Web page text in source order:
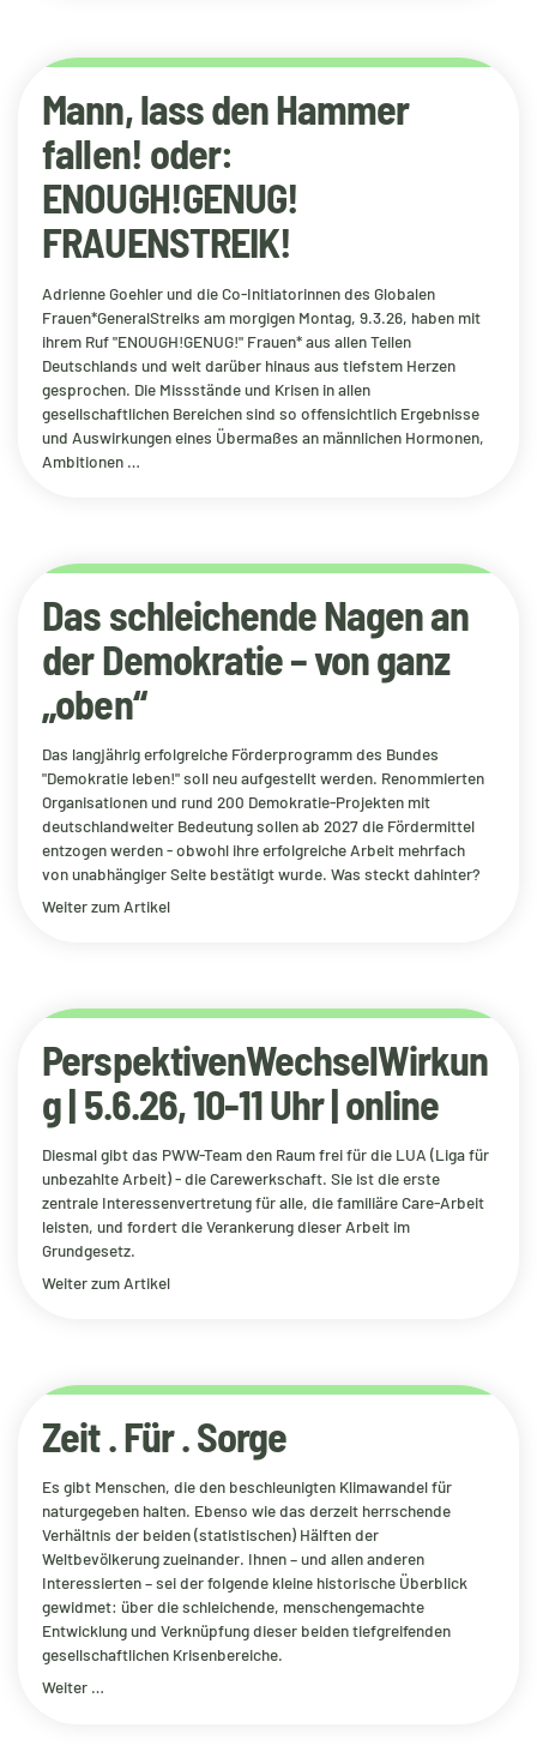
Mann, lass den Hammer
fallen! oder:
ENOUGH!GENUG!
FRAUENSTREIK!
Adrienne Goehler und die Co-Initiatorinnen des Globalen
Frauen*GeneralStreiks am morgigen Montag, 9.3.26, haben mit
ihrem Ruf "ENOUGH!GENUG!" Frauen* aus allen Teilen
Deutschlands und weit darüber hinaus aus tiefstem Herzen
gesprochen. Die Missstände und Krisen in allen
gesellschaftlichen Bereichen sind so offensichtlich Ergebnisse
und Auswirkungen eines Übermaßes an männlichen Hormonen,
Ambitionen …
Das schleichende Nagen an
der Demokratie – von ganz
„oben“
Das langjährig erfolgreiche Förderprogramm des Bundes
"Demokratie leben!" soll neu aufgestellt werden. Renommierten
Organisationen und rund 200 Demokratie-Projekten mit
deutschlandweiter Bedeutung sollen ab 2027 die Fördermittel
entzogen werden - obwohl ihre erfolgreiche Arbeit mehrfach
von unabhängiger Seite bestätigt wurde. Was steckt dahinter?
Weiter zum Artikel
PerspektivenWechselWirkun
g | 5.6.26, 10-11 Uhr | online
Diesmal gibt das PWW-Team den Raum frei für die LUA (Liga für
unbezahlte Arbeit) - die Carewerkschaft. Sie ist die erste
zentrale Interessenvertretung für alle, die familiäre Care-Arbeit
leisten, und fordert die Verankerung dieser Arbeit im
Grundgesetz.
Weiter zum Artikel
Zeit . Für . Sorge
Es gibt Menschen, die den beschleunigten Klimawandel für
naturgegeben halten. Ebenso wie das derzeit herrschende
Verhältnis der beiden (statistischen) Hälften der
Weltbevölkerung zueinander. Ihnen – und allen anderen
Interessierten – sei der folgende kleine historische Überblick
gewidmet: über die schleichende, menschengemachte
Entwicklung und Verknüpfung dieser beiden tiefgreifenden
gesellschaftlichen Krisenbereiche.
Weiter …